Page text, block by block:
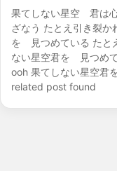
果てしない星空 君は
ざなう たとえ引き裂か
を 見つめている たと
ない星空君を 見つめ
ooh 果てしない星空君
related post found